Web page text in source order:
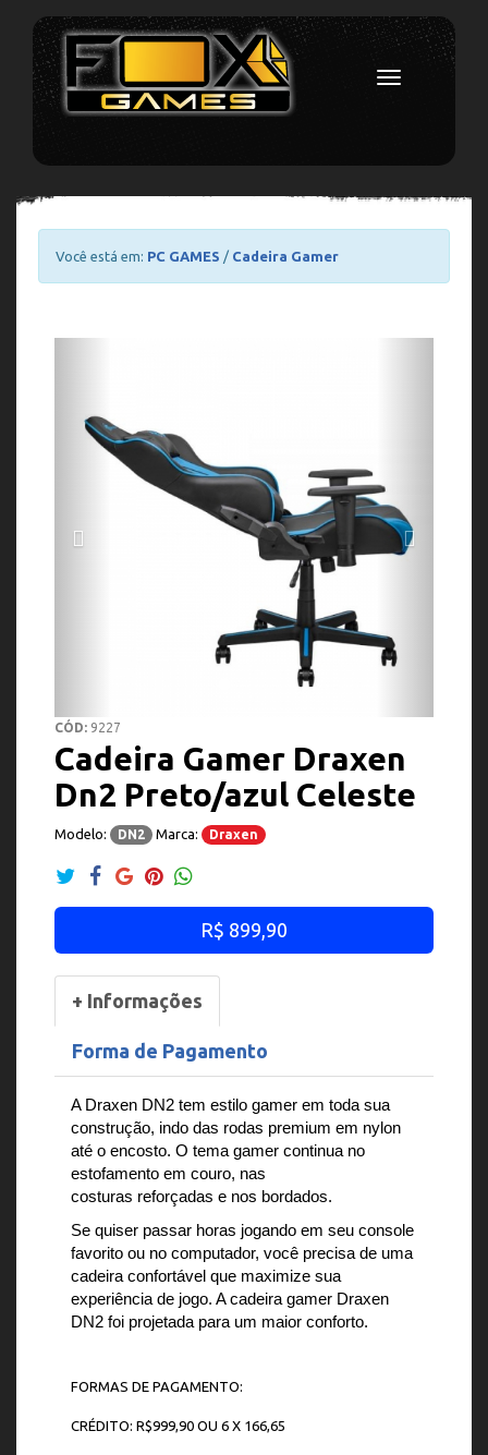
Toggle
Você está em: PC GAMES / Cadeira Gamer
CÓD: 9227
Cadeira Gamer Draxen
Dn2 Preto/azul Celeste
Modelo: DN2 Marca: Draxen
R$ 899,90
+ Informações
Forma de Pagamento
A Draxen DN2 tem estilo gamer em toda sua
construção, indo das rodas premium em nylon
até o encosto. O tema gamer continua no
estofamento em couro, nas
costuras reforçadas e nos bordados.
Se quiser passar horas jogando em seu console
favorito ou no computador, você precisa de uma
cadeira confortável que maximize sua
experiência de jogo. A cadeira gamer Draxen
DN2 foi projetada para um maior conforto.
FORMAS DE PAGAMENTO:
CRÉDITO: R$999,90 OU 6 X 166,65